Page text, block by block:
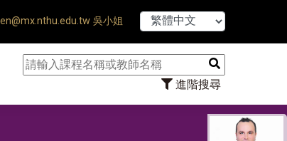
吳小姐
進階搜尋
結束Thesis Defense Ends